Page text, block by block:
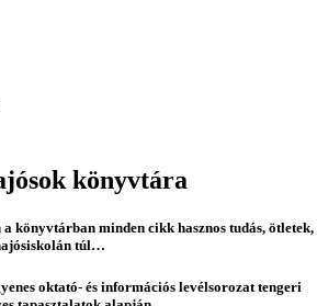
könyvtára
könyvtárban minden cikk hasznos tudás, ötletek,
túl…
oktató- és információs levélsorozat tengeri